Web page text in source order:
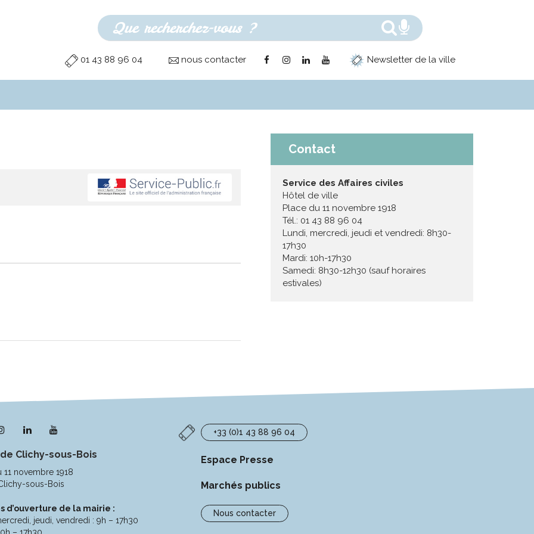
Rechercher
Recherche
01 43 88 96 04 nous contacter
Lien
Facebook
Lien
Instagram
Lien
LinkedinYoutube
Newsletter de la ville
Contact
Service des Affaires civiles
Hôtel de ville
Place du 11 novembre 1918
Tél.: 01 43 88 96 04
Lundi, mercredi, jeudi et vendredi: 8h30-
17h30
Mardi: 10h-17h30
Samedi: 8h30-12h30 (sauf horaires
estivales)
Lien
le
compte
Instagram
Lien
le
compte
Linkedin
la
chaîne
Youtube
Clichy-sous-Bois
11 novembre 1918
sous-Bois
d’ouverture de la mairie :
jeudi, vendredi : 9h – 17h30
– 17h30
+33 (0)1 43 88 96 04
Espace Presse
Marchés publics
Nous contacter